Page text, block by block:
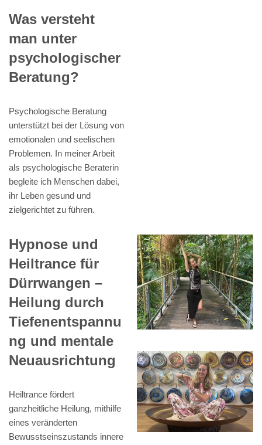
Was versteht
man unter
psychologischer
Beratung?
Psychologische Beratung
unterstützt bei der Lösung von
emotionalen und seelischen
Problemen. In meiner Arbeit
als psychologische Beraterin
begleite ich Menschen dabei,
ihr Leben gesund und
zielgerichtet zu führen.
Hypnose und
Heiltrance für
Dürrwangen –
Heilung durch
Tiefenentspannu
ng und mentale
Neuausrichtung
Heiltrance fördert
ganzheitliche Heilung, mithilfe
eines veränderten
Bewusstseinszustands innere